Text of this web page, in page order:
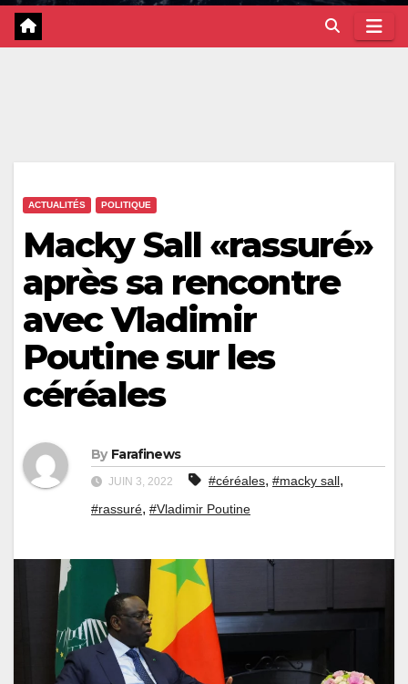
ACTUALITÉS POLITIQUE
Macky Sall «rassuré»
après sa rencontre
avec Vladimir
Poutine sur les
céréales
By Farafinews
JUIN 3, 2022 #céréales, #macky sall,
#rassuré, #Vladimir Poutine